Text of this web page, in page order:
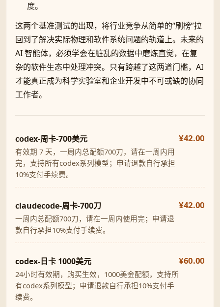
度。
这两个基准测试的出现，将行业竞争从简单的“刷榜”拉
回到了解决实际物理和软件系统问题的轨道上。未来的
AI 智能体，必须学会在脏乱的数据中磨炼直觉，在复
杂的软件生态中处理冲突。只有跨越了这两道门槛，AI
才能真正成为科学实验室和企业开发中不可或缺的协同
工作者。
codex-周卡-700美元
有效期 7 天，一周内总配额700刀，请在一周内用
完，支持所有codex系列模型；申请退款自行承担
10%支付手续费。
¥42.00
claudecode-周卡-700刀
一周内总配额700刀，请在一周内使用完；申请退
款自行承担10%支付手续费。
¥42.00
codex-日卡 1000美元
24小时有效期，购买生效，1000美金配额，支持所
有codex系列模型；申请退款自行承担10%支付手
续费。
¥60.00